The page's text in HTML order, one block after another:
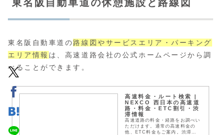
東名阪自動車道の休憩施設と路線図
東名阪自動車道の路線図やサービスエリア・パーキング
エリア情報 は、高速道路会社の公式ホームページから調
べることができます。
高速料金・ルート検索 |
NEXCO 西日本の高速道
路・料金・ETC割引・渋
滞情報
高速道路の料金・経路をお調べい
ただけます。通常の高速料金の
他、ETC料金もご案内。渋滞予